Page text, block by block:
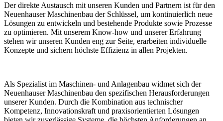
Der direkte Austausch mit unseren Kunden und Partnern ist für den
Neuenhauser Maschinenbau der Schlüssel, um kontinuierlich neue
Lösungen zu entwickeln und bestehende Produkte sowie Prozesse
zu optimieren. Mit unserem Know-how und unserer Erfahrung
stehen wir unseren Kunden eng zur Seite, erarbeiten individuelle
Konzepte und sichern höchste Effizienz in allen Projekten.
Als Spezialist im Maschinen- und Anlagenbau widmet sich der
Neuenhauser Maschinenbau den spezifischen Herausforderungen
unserer Kunden. Durch die Kombination aus technischer
Kompetenz, Innovationskraft und praxisorientierten Lösungen